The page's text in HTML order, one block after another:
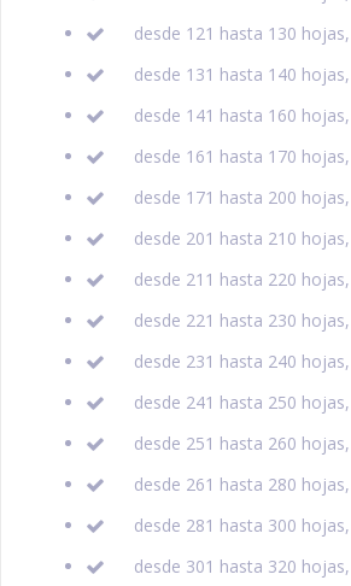
desde 121 hasta 130
desde 131 hasta 140
desde 141 hasta 160
desde 161 hasta 170
desde 171 hasta 200
desde 201 hasta 210
desde 211 hasta 220
desde 221 hasta 230
desde 231 hasta 240
desde 241 hasta 250
desde 251 hasta 260
desde 261 hasta 280
desde 281 hasta 300
desde 301 hasta 320